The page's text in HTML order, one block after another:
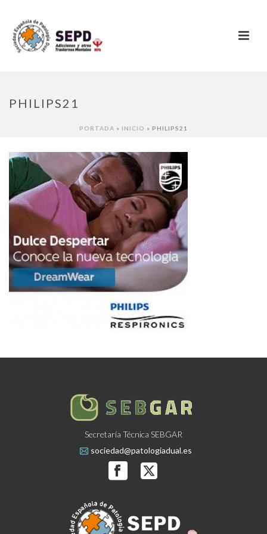
PHILIPS21
PORTADA » INICIO » PHILIPS21
Secretaría Técnica SEBGAR
sociedad@patologiadual.es